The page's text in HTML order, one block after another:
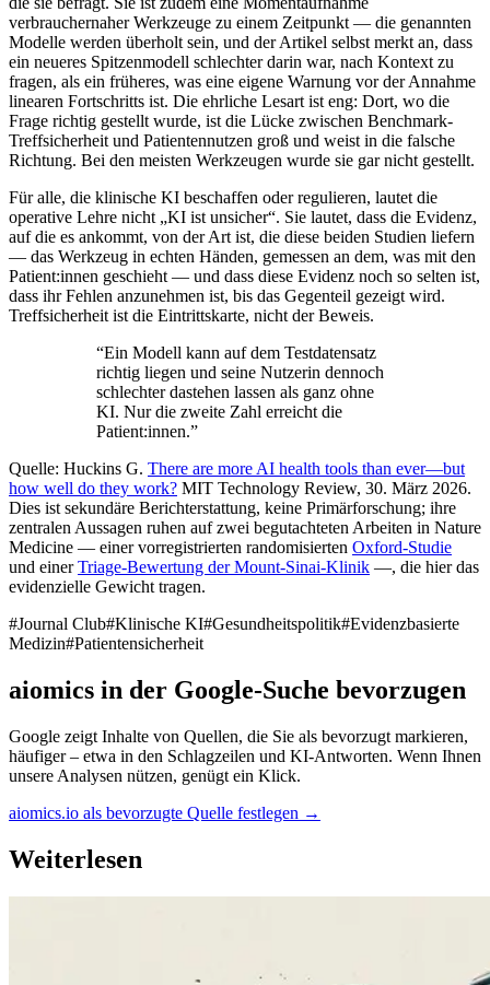
verbrauchernaher Werkzeuge zu einem Zeitpunkt — die genannten
Modelle werden überholt sein, und der Artikel selbst merkt an, dass
ein neueres Spitzenmodell schlechter darin war, nach Kontext zu
fragen, als ein früheres, was eine eigene Warnung vor der Annahme
linearen Fortschritts ist. Die ehrliche Lesart ist eng: Dort, wo die
Frage richtig gestellt wurde, ist die Lücke zwischen Benchmark-
Treffsicherheit und Patientennutzen groß und weist in die falsche
Richtung. Bei den meisten Werkzeugen wurde sie gar nicht gestellt.
Für alle, die klinische KI beschaffen oder regulieren, lautet die
operative Lehre nicht „KI ist unsicher“. Sie lautet, dass die Evidenz,
auf die es ankommt, von der Art ist, die diese beiden Studien liefern
— das Werkzeug in echten Händen, gemessen an dem, was mit den
Patient:innen geschieht — und dass diese Evidenz noch so selten ist,
dass ihr Fehlen anzunehmen ist, bis das Gegenteil gezeigt wird.
Treffsicherheit ist die Eintrittskarte, nicht der Beweis.
“Ein Modell kann auf dem Testdatensatz
richtig liegen und seine Nutzerin dennoch
schlechter dastehen lassen als ganz ohne
KI. Nur die zweite Zahl erreicht die
Patient:innen.”
Quelle: Huckins G. There are more AI health tools than ever—but
how well do they work? MIT Technology Review, 30. März 2026.
Dies ist sekundäre Berichterstattung, keine Primärforschung; ihre
zentralen Aussagen ruhen auf zwei begutachteten Arbeiten in Nature
Medicine — einer vorregistrierten randomisierten Oxford-Studie
und einerTriage-Bewertung der Mount-Sinai-Klinik —, die hier das
evidenzielle Gewicht tragen.
#Journal Club#Klinische KI#Gesundheitspolitik#Evidenzbasierte
Medizin#Patientensicherheit
aiomics in der Google-Suche bevorzugen
Google zeigt Inhalte von Quellen, die Sie als bevorzugt markieren,
häufiger – etwa in den Schlagzeilen und KI-Antworten. Wenn Ihnen
unsere Analysen nützen, genügt ein Klick.
aiomics.io als bevorzugte Quelle festlegen →
Weiterlesen